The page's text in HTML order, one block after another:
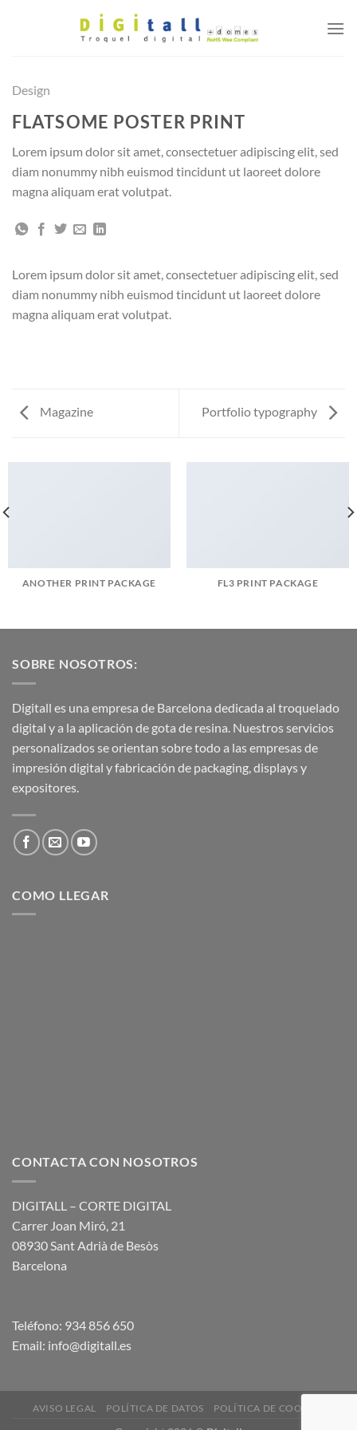
Design
FLATSOME POSTER PRINT
Lorem ipsum dolor sit amet, consectetuer adipiscing elit, sed
diam nonummy nibh euismod tincidunt ut laoreet dolore
magna aliquam erat volutpat.
Lorem ipsum dolor sit amet, consectetuer adipiscing elit, sed
diam nonummy nibh euismod tincidunt ut laoreet dolore
magna aliquam erat volutpat.
Magazine Portfolio typography
ANOTHER PRINT PACKAGE FL3 PRINT PACKAGE
SOBRE NOSOTROS:
Digitall es una empresa de Barcelona dedicada al troquelado
digital y a la aplicación de gota de resina. Nuestros servicios
personalizados se orientan sobre todo a las empresas de
impresión digital y fabricación de packaging, displays y
expositores.
COMO LLEGAR
CONTACTA CON NOSOTROS
DIGITALL – CORTE DIGITAL
Carrer Joan Miró, 21
08930 Sant Adrià de Besòs
Barcelona
Teléfono: 934 856 650
Email: info@digitall.es
AVISO LEGAL POLÍTICA DE DATOS POLÍTICA DE COOKIES